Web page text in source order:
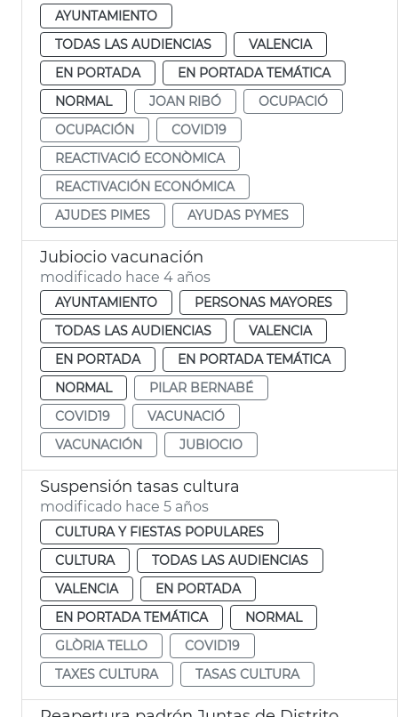
AYUNTAMIENTO
TODAS LAS AUDIENCIAS
VALENCIA
EN PORTADA
EN PORTADA TEMÁTICA
NORMAL
JOAN RIBÓ
OCUPACIÓ
OCUPACIÓN
COVID19
REACTIVACIÓ ECONÒMICA
REACTIVACIÓN ECONÓMICA
AJUDES PIMES
AYUDAS PYMES
Jubiocio vacunación
modificado hace 4 años
AYUNTAMIENTO
PERSONAS MAYORES
TODAS LAS AUDIENCIAS
VALENCIA
EN PORTADA
EN PORTADA TEMÁTICA
NORMAL
PILAR BERNABÉ
COVID19
VACUNACIÓ
VACUNACIÓN
JUBIOCIO
Suspensión tasas cultura
modificado hace 5 años
CULTURA Y FIESTAS POPULARES
CULTURA
TODAS LAS AUDIENCIAS
VALENCIA
EN PORTADA
EN PORTADA TEMÁTICA
NORMAL
GLÒRIA TELLO
COVID19
TAXES CULTURA
TASAS CULTURA